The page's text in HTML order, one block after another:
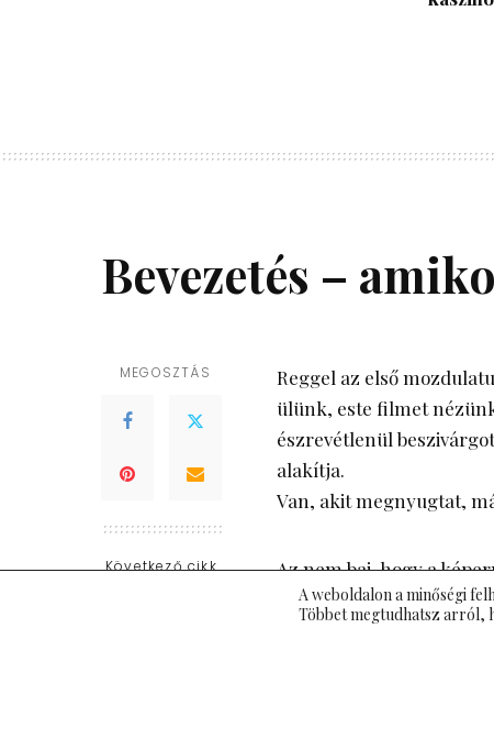
Bevezetés –
MEGOSZTÁS
Következő cikk
Reggel az első
ülünk, este filmet
észrevétlenül
alakítja.
Van, akit megnyugtat,
Az nem baj, hogy a
vagy a digitális világ
technológia nem
A weboldalon a minőségi
Többet megtudhatsz arról,